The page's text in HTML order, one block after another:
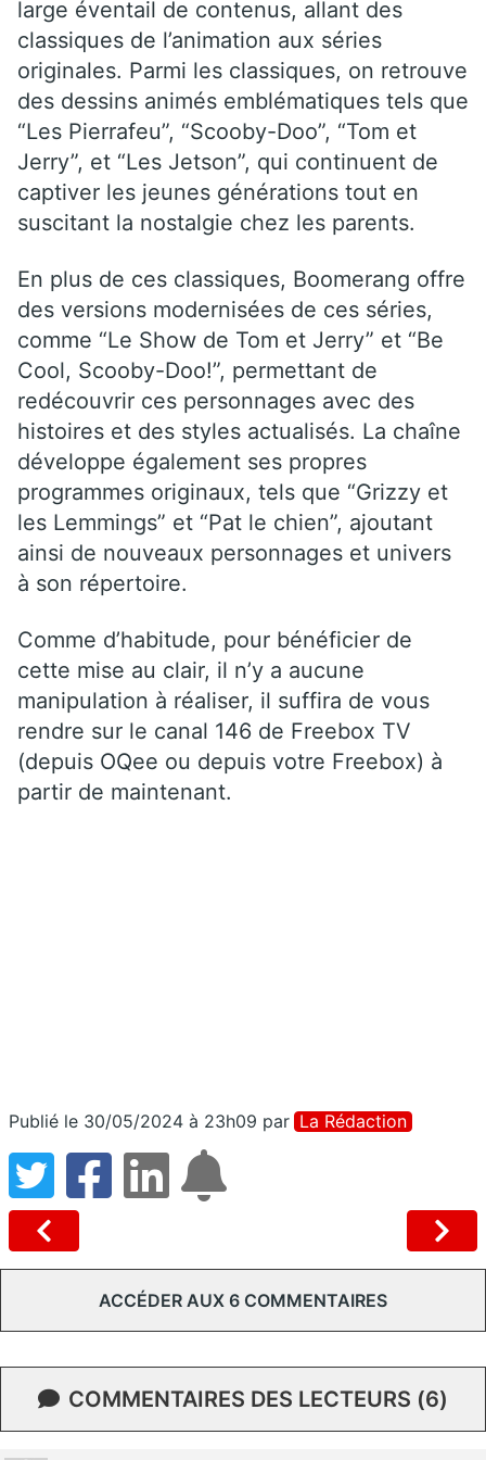
large éventail de contenus, allant des
classiques de l’animation aux séries
originales. Parmi les classiques, on retrouve
des dessins animés emblématiques tels que
“Les Pierrafeu”, “Scooby-Doo”, “Tom et
Jerry”, et “Les Jetson”, qui continuent de
captiver les jeunes générations tout en
suscitant la nostalgie chez les parents.
En plus de ces classiques, Boomerang offre
des versions modernisées de ces séries,
comme “Le Show de Tom et Jerry” et “Be
Cool, Scooby-Doo!”, permettant de
redécouvrir ces personnages avec des
histoires et des styles actualisés. La chaîne
développe également ses propres
programmes originaux, tels que “Grizzy et
les Lemmings” et “Pat le chien”, ajoutant
ainsi de nouveaux personnages et univers
à son répertoire.
Comme d’habitude, pour bénéficier de
cette mise au clair, il n’y a aucune
manipulation à réaliser, il suffira de vous
rendre sur le canal 146 de Freebox TV
(depuis OQee ou depuis votre Freebox) à
partir de maintenant.
Publié le 30/05/2024 à 23h09 par La Rédaction
ACCÉDER AUX 6 COMMENTAIRES
COMMENTAIRES DES LECTEURS (6)